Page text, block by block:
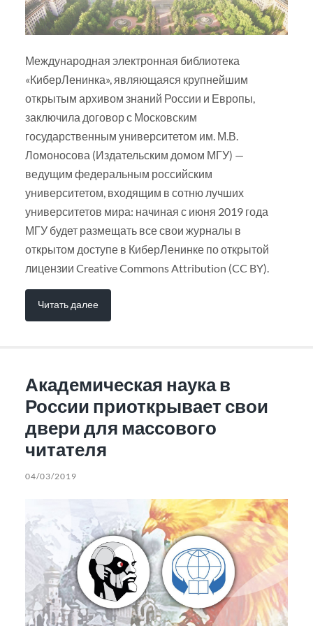
Международная электронная библиотека
«КиберЛенинка», являющаяся крупнейшим
открытым архивом знаний России и Европы,
заключила договор с Московским
государственным университетом им. М.В.
Ломоносова (Издательским домом МГУ) —
ведущим федеральным российским
университетом, входящим в сотню лучших
университетов мира: начиная с июня 2019 года
МГУ будет размещать все свои журналы в
открытом доступе в КиберЛенинке по открытой
лицензии Creative Commons Attribution (CC BY).
Читать далее
Академическая наука в
России приоткрывает свои
двери для массового
читателя
04/03/2019